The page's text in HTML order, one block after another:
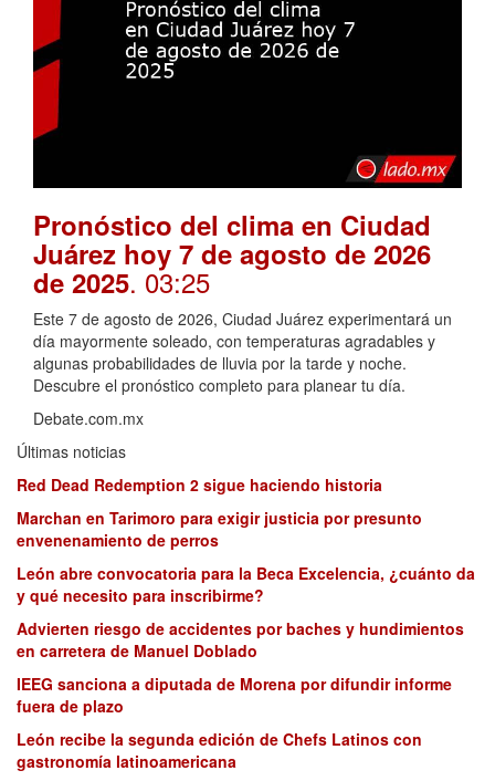
Pronóstico del clima en Ciudad
Juárez hoy 7 de agosto de 2026
de 2025. 03:25
Este 7 de agosto de 2026, Ciudad Juárez experimentará un
día mayormente soleado, con temperaturas agradables y
algunas probabilidades de lluvia por la tarde y noche.
Descubre el pronóstico completo para planear tu día.
Debate.com.mx
Últimas noticias
Red Dead Redemption 2 sigue haciendo historia
Marchan en Tarimoro para exigir justicia por presunto
envenenamiento de perros
León abre convocatoria para la Beca Excelencia, ¿cuánto da
y qué necesito para inscribirme?
Advierten riesgo de accidentes por baches y hundimientos
en carretera de Manuel Doblado
IEEG sanciona a diputada de Morena por difundir informe
fuera de plazo
León recibe la segunda edición de Chefs Latinos con
gastronomía latinoamericana